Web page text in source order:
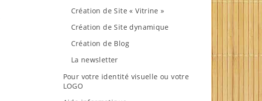
Création de Site « Vitrine »
Création de Site dynamique
Création de Blog
La newsletter
Pour votre identité visuelle ou votre
LOGO